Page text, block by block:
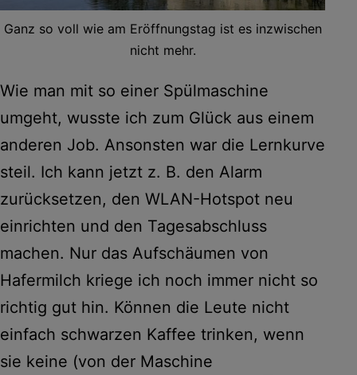
Ganz so voll wie am Eröffnungstag ist es inzwischen
nicht mehr.
Wie man mit so einer Spülmaschine
umgeht, wusste ich zum Glück aus einem
anderen Job. Ansonsten war die Lernkurve
steil. Ich kann jetzt z. B. den Alarm
zurücksetzen, den WLAN-Hotspot neu
einrichten und den Tagesabschluss
machen. Nur das Aufschäumen von
Hafermilch kriege ich noch immer nicht so
richtig gut hin. Können die Leute nicht
einfach schwarzen Kaffee trinken, wenn
sie keine (von der Maschine